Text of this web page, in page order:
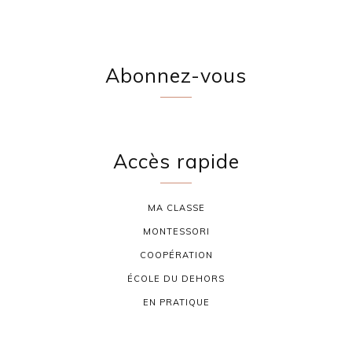
Abonnez-vous
Accès rapide
MA CLASSE
MONTESSORI
COOPÉRATION
ÉCOLE DU DEHORS
EN PRATIQUE